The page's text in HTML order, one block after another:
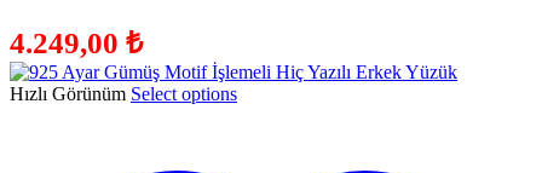
4.249,00 ₺
Hızlı Görünüm Select options